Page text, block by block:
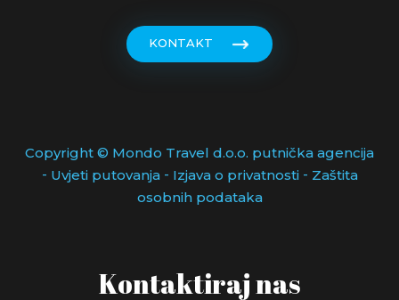
KONTAKT
Copyright © Mondo Travel d.o.o. putnička agencija
- Uvjeti putovanja- Izjava o privatnosti- Zaštita
osobnih podataka
Kontaktiraj nas